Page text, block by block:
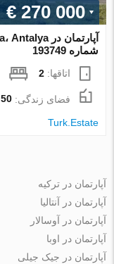
€ 270 000
شماره 193749
اتاقها:2
فضای زندگی:50 m
Turk.Estate
آپارتمان در ترکیه
آپارتمان در آنتالیا
آپارتمان در آوسالار
آپارتمان در اوبا
آپارتمان در جیک جیلی